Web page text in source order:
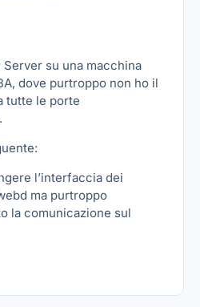
su una macchina
dove purtroppo non ho il
tutte le porte
l’interfaccia dei
ma purtroppo
la comunicazione sul